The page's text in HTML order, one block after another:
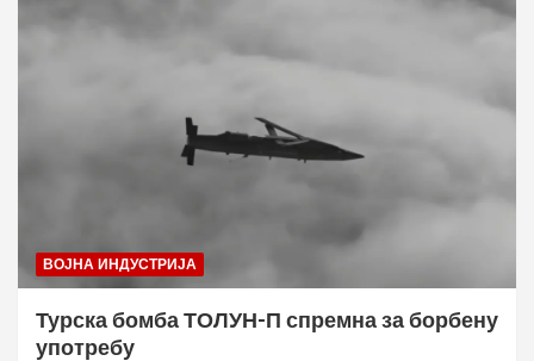
ВОЈНА ИНДУСТРИЈА
Турска бомба ТОЛУН-П спремна за борбену
употребу